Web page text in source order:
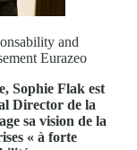
and
Eurazeo
Sophie Flak est
Director de la
sa vision de la
« à forte